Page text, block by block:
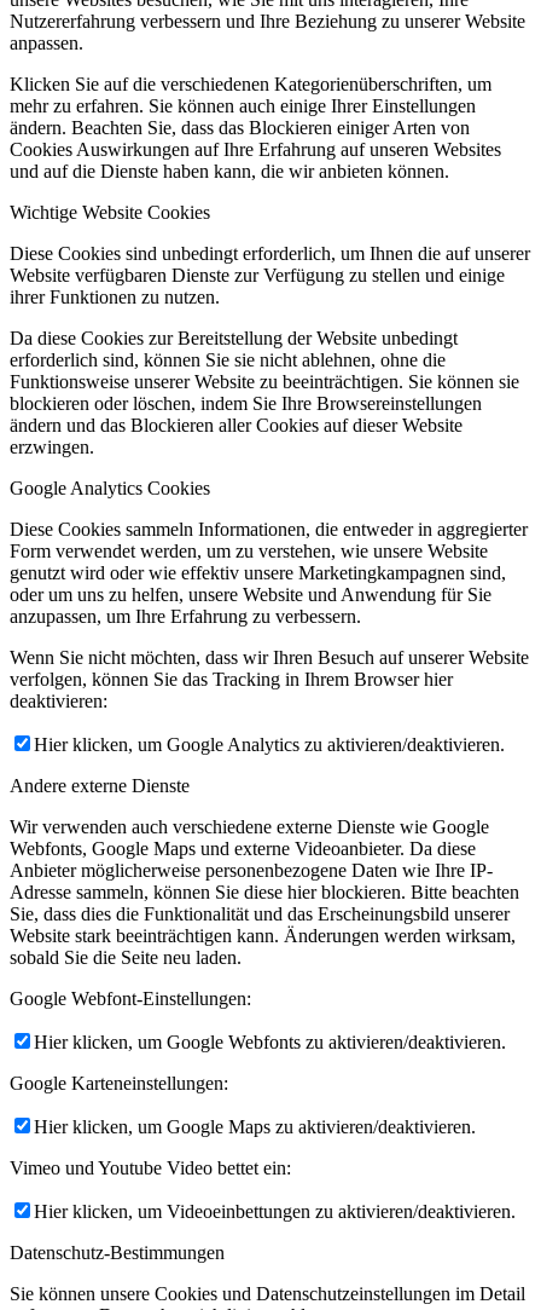
Nutzererfahrung verbessern und Ihre Beziehung zu unserer Website
anpassen.
Klicken Sie auf die verschiedenen Kategorienüberschriften, um
mehr zu erfahren. Sie können auch einige Ihrer Einstellungen
ändern. Beachten Sie, dass das Blockieren einiger Arten von
Cookies Auswirkungen auf Ihre Erfahrung auf unseren Websites
und auf die Dienste haben kann, die wir anbieten können.
Wichtige Website Cookies
Diese Cookies sind unbedingt erforderlich, um Ihnen die auf unserer
Website verfügbaren Dienste zur Verfügung zu stellen und einige
ihrer Funktionen zu nutzen.
Da diese Cookies zur Bereitstellung der Website unbedingt
erforderlich sind, können Sie sie nicht ablehnen, ohne die
Funktionsweise unserer Website zu beeinträchtigen. Sie können sie
blockieren oder löschen, indem Sie Ihre Browsereinstellungen
ändern und das Blockieren aller Cookies auf dieser Website
erzwingen.
Google Analytics Cookies
Diese Cookies sammeln Informationen, die entweder in aggregierter
Form verwendet werden, um zu verstehen, wie unsere Website
genutzt wird oder wie effektiv unsere Marketingkampagnen sind,
oder um uns zu helfen, unsere Website und Anwendung für Sie
anzupassen, um Ihre Erfahrung zu verbessern.
Wenn Sie nicht möchten, dass wir Ihren Besuch auf unserer Website
verfolgen, können Sie das Tracking in Ihrem Browser hier
deaktivieren:
Hier klicken, um Google Analytics zu aktivieren/deaktivieren.
Andere externe Dienste
Wir verwenden auch verschiedene externe Dienste wie Google
Webfonts, Google Maps und externe Videoanbieter. Da diese
Anbieter möglicherweise personenbezogene Daten wie Ihre IP-
Adresse sammeln, können Sie diese hier blockieren. Bitte beachten
Sie, dass dies die Funktionalität und das Erscheinungsbild unserer
Website stark beeinträchtigen kann. Änderungen werden wirksam,
sobald Sie die Seite neu laden.
Google Webfont-Einstellungen:
Hier klicken, um Google Webfonts zu aktivieren/deaktivieren.
Google Karteneinstellungen:
Hier klicken, um Google Maps zu aktivieren/deaktivieren.
Vimeo und Youtube Video bettet ein:
Hier klicken, um Videoeinbettungen zu aktivieren/deaktivieren.
Datenschutz-Bestimmungen
Sie können unsere Cookies und Datenschutzeinstellungen im Detail